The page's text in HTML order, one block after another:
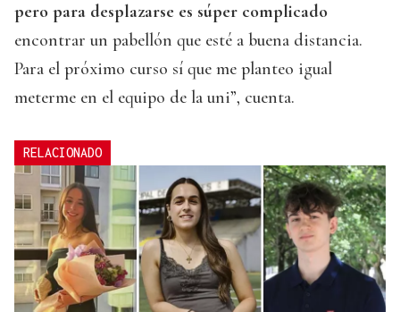
pero para desplazarse es súper complicado
encontrar un pabellón que esté a buena distancia.
Para el próximo curso sí que me planteo igual
meterme en el equipo de la uni”, cuenta.
RELACIONADO